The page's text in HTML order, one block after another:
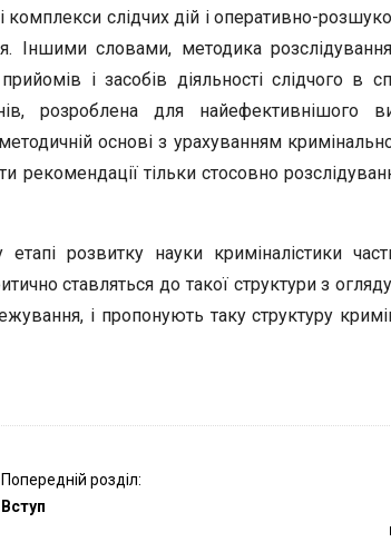
комплекси слідчих дій і оперативно-
Іншими словами, методика
і засобів діяльності слідчого в
розроблена для найефективнішого
методичній основі з урахуванням
рекомендації тільки стосовно
розвитку науки криміналістики
ставляться до такої структури з
і пропонують таку структуру
Попередній розділ:
Вступ